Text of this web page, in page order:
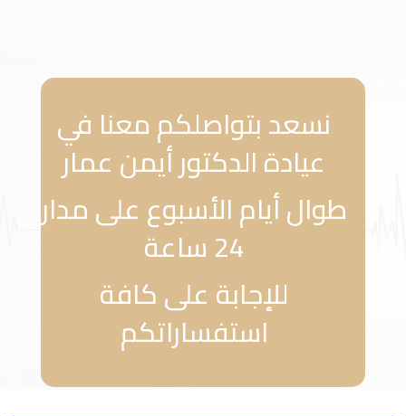
نسعد بتواصلكم معنا في
عيادة الدكتور أيمن عمار
طوال أيام الأسبوع على مدار
24 ساعة
للإجابة على كافة
استفساراتكم